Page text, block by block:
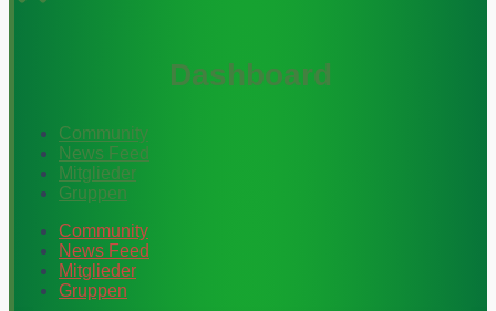
Dashboard
Community
News Feed
Mitglieder
Gruppen
Community
News Feed
Mitglieder
Gruppen